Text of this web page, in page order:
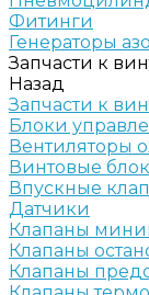
Фитинги
Генераторы
Запчасти к
Назад
Запчасти к
Блоки
Вентиляторы
Винтовые
Впускные
Датчики
Клапаны
Клапаны
Клапаны